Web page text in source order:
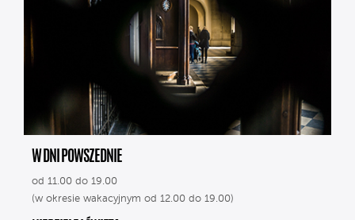
W DNI POWSZEDNIE
od 11.00 do 19.00
(w okresie wakacyjnym od 12.00 do 19.00)